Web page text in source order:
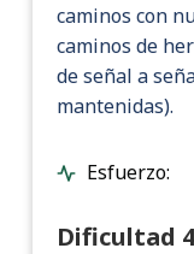
caminos con
caminos de
de señal a
mantenidas).
Esfuerzo:
Dificultad